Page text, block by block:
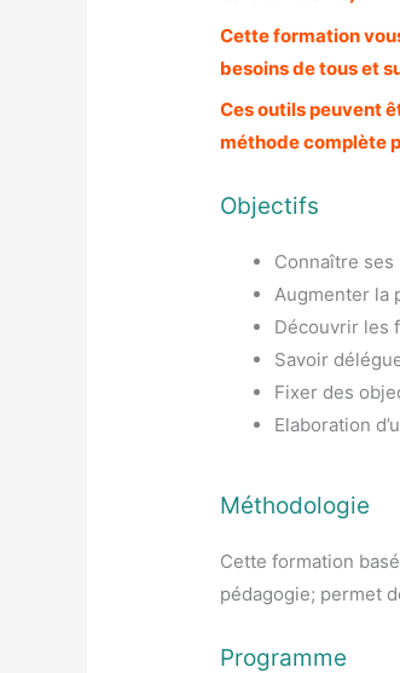
Cette formation
besoins de tous et
Ces outils peuvent
méthode complète
Objectifs
Connaître
Augmenter la
Découvrir les
Savoir
Fixer des
Elaboration
Méthodologie
Cette formation
pédagogie; permet
Programme